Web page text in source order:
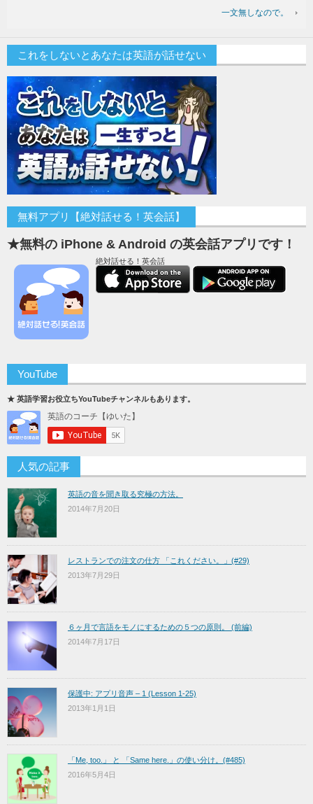
一文無しなので。
これをしないとあなたは英語が話せない
無料アプリ【絶対話せる！英会話】
★無料の iPhone & Android の英会話アプリです！
絶対話せる！英会話
YouTube
★ 英語学習お役立ちYouTubeチャンネルもあります。
人気の記事
英語の音を聞き取る究極の方法。
2014年7月20日
レストランでの注文の仕方 「これください。」(#29)
2013年7月29日
６ヶ月で言語をモノにするための５つの原則。 (前編)
2014年7月17日
保護中: アプリ音声 – 1 (Lesson 1-25)
2013年1月1日
「Me, too.」 と 「Same here.」の使い分け。(#485)
2016年5月4日